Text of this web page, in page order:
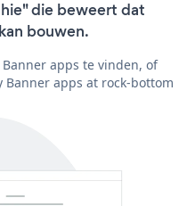
die beweert dat
bouwen.
apps te vinden, of
apps at rock-bottom